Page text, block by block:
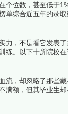
位数，甚至低于
综合近五年的录
在二十岁之前就
，不是看它发表
。以下十所院校
前列，它们共同
，却忽略了那些
额，但其毕业生
着被重新发现。